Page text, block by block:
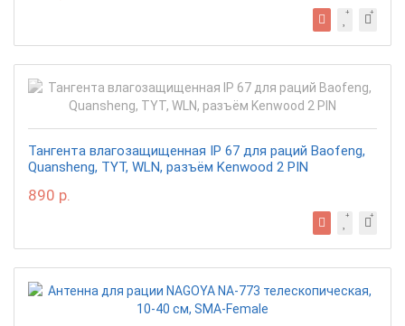
Тангента влагозащищенная IP 67 для раций Baofeng,
Quansheng, TYT, WLN, разъём Kenwood 2 PIN
890 р.